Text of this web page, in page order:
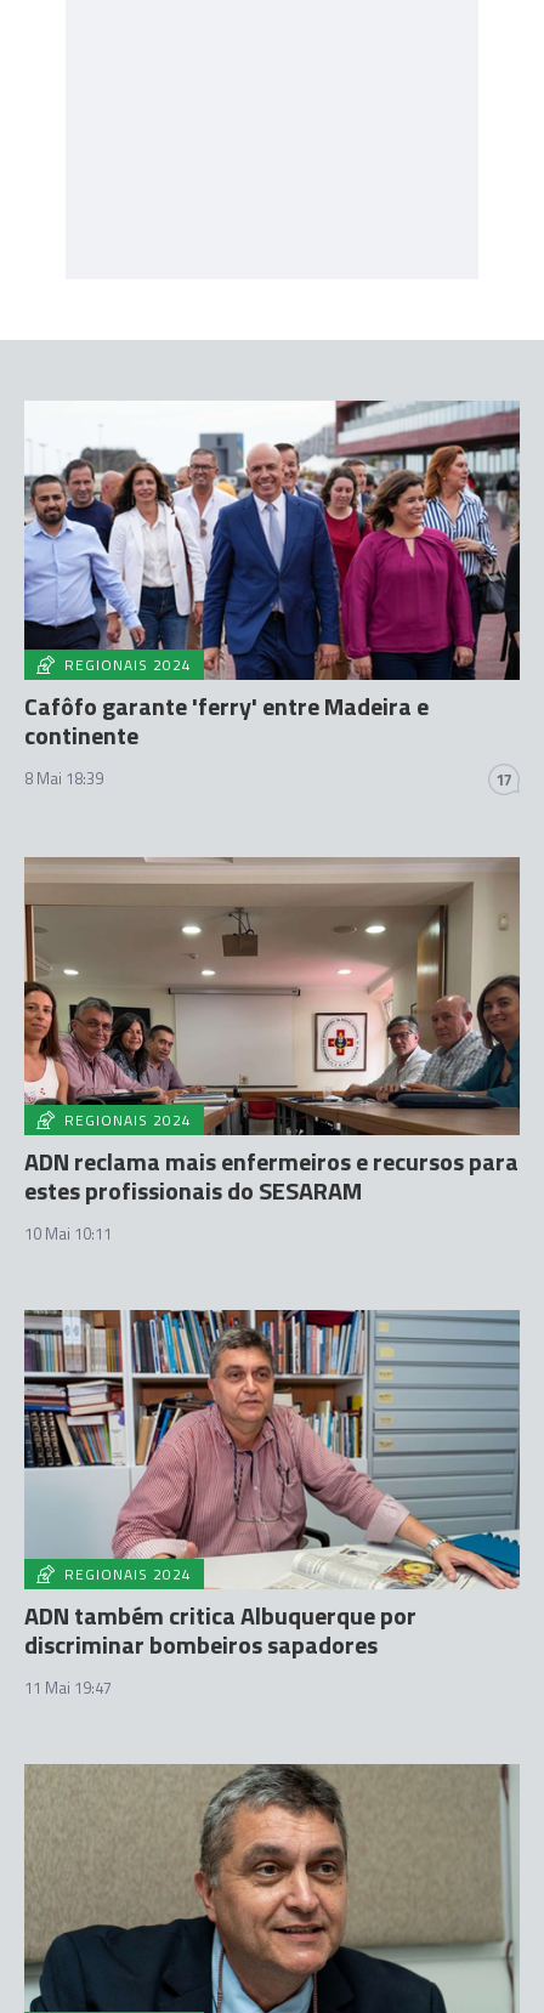
REGIONAIS 2024
Cafôfo garante 'ferry' entre Madeira e
continente
8 Mai 18:39 17
REGIONAIS 2024
ADN reclama mais enfermeiros e recursos para
estes profissionais do SESARAM
10 Mai 10:11
REGIONAIS 2024
ADN também critica Albuquerque por
discriminar bombeiros sapadores
11 Mai 19:47